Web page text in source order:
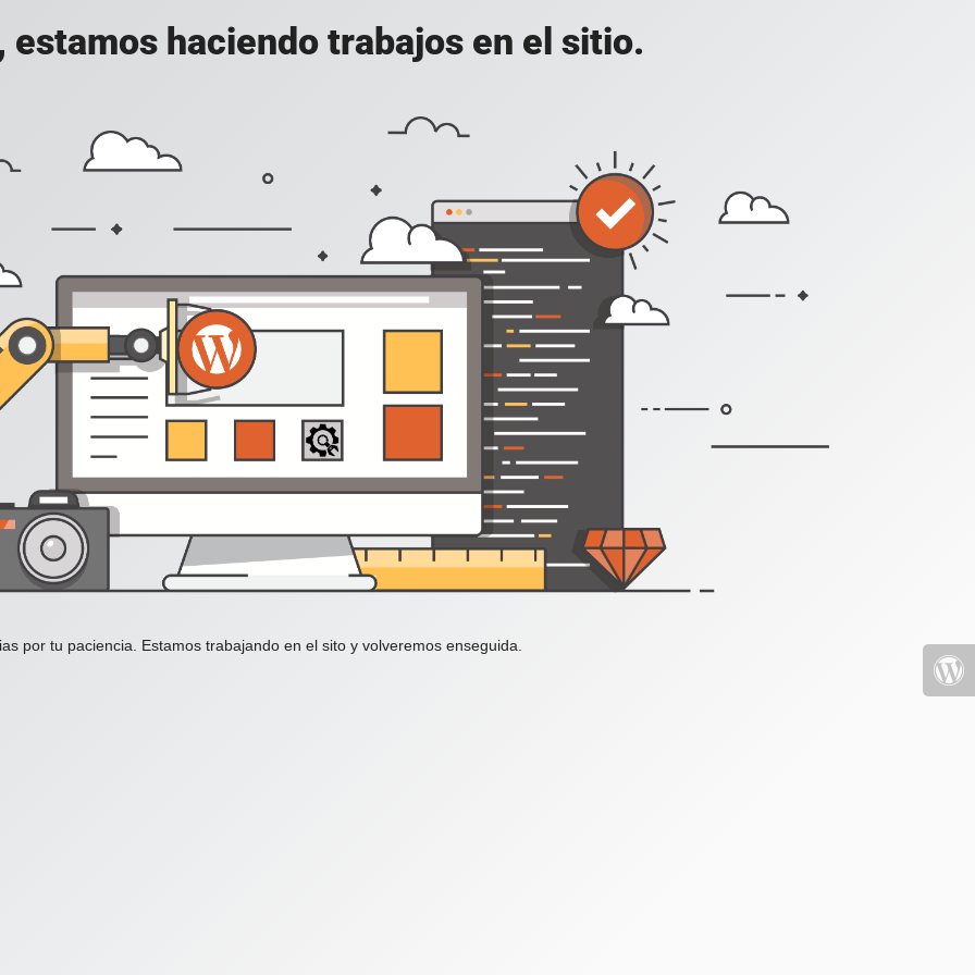
estamos haciendo trabajos en el sitio.
por tu paciencia. Estamos trabajando en el sito y volveremos enseguida.